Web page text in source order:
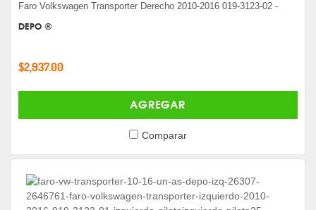
Faro Volkswagen Transporter Derecho 2010-2016 019-3123-02 -
DEPO ®
$2,937.00
AGREGAR
Comparar